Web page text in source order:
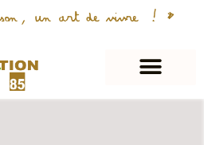
un art de vivre ! »